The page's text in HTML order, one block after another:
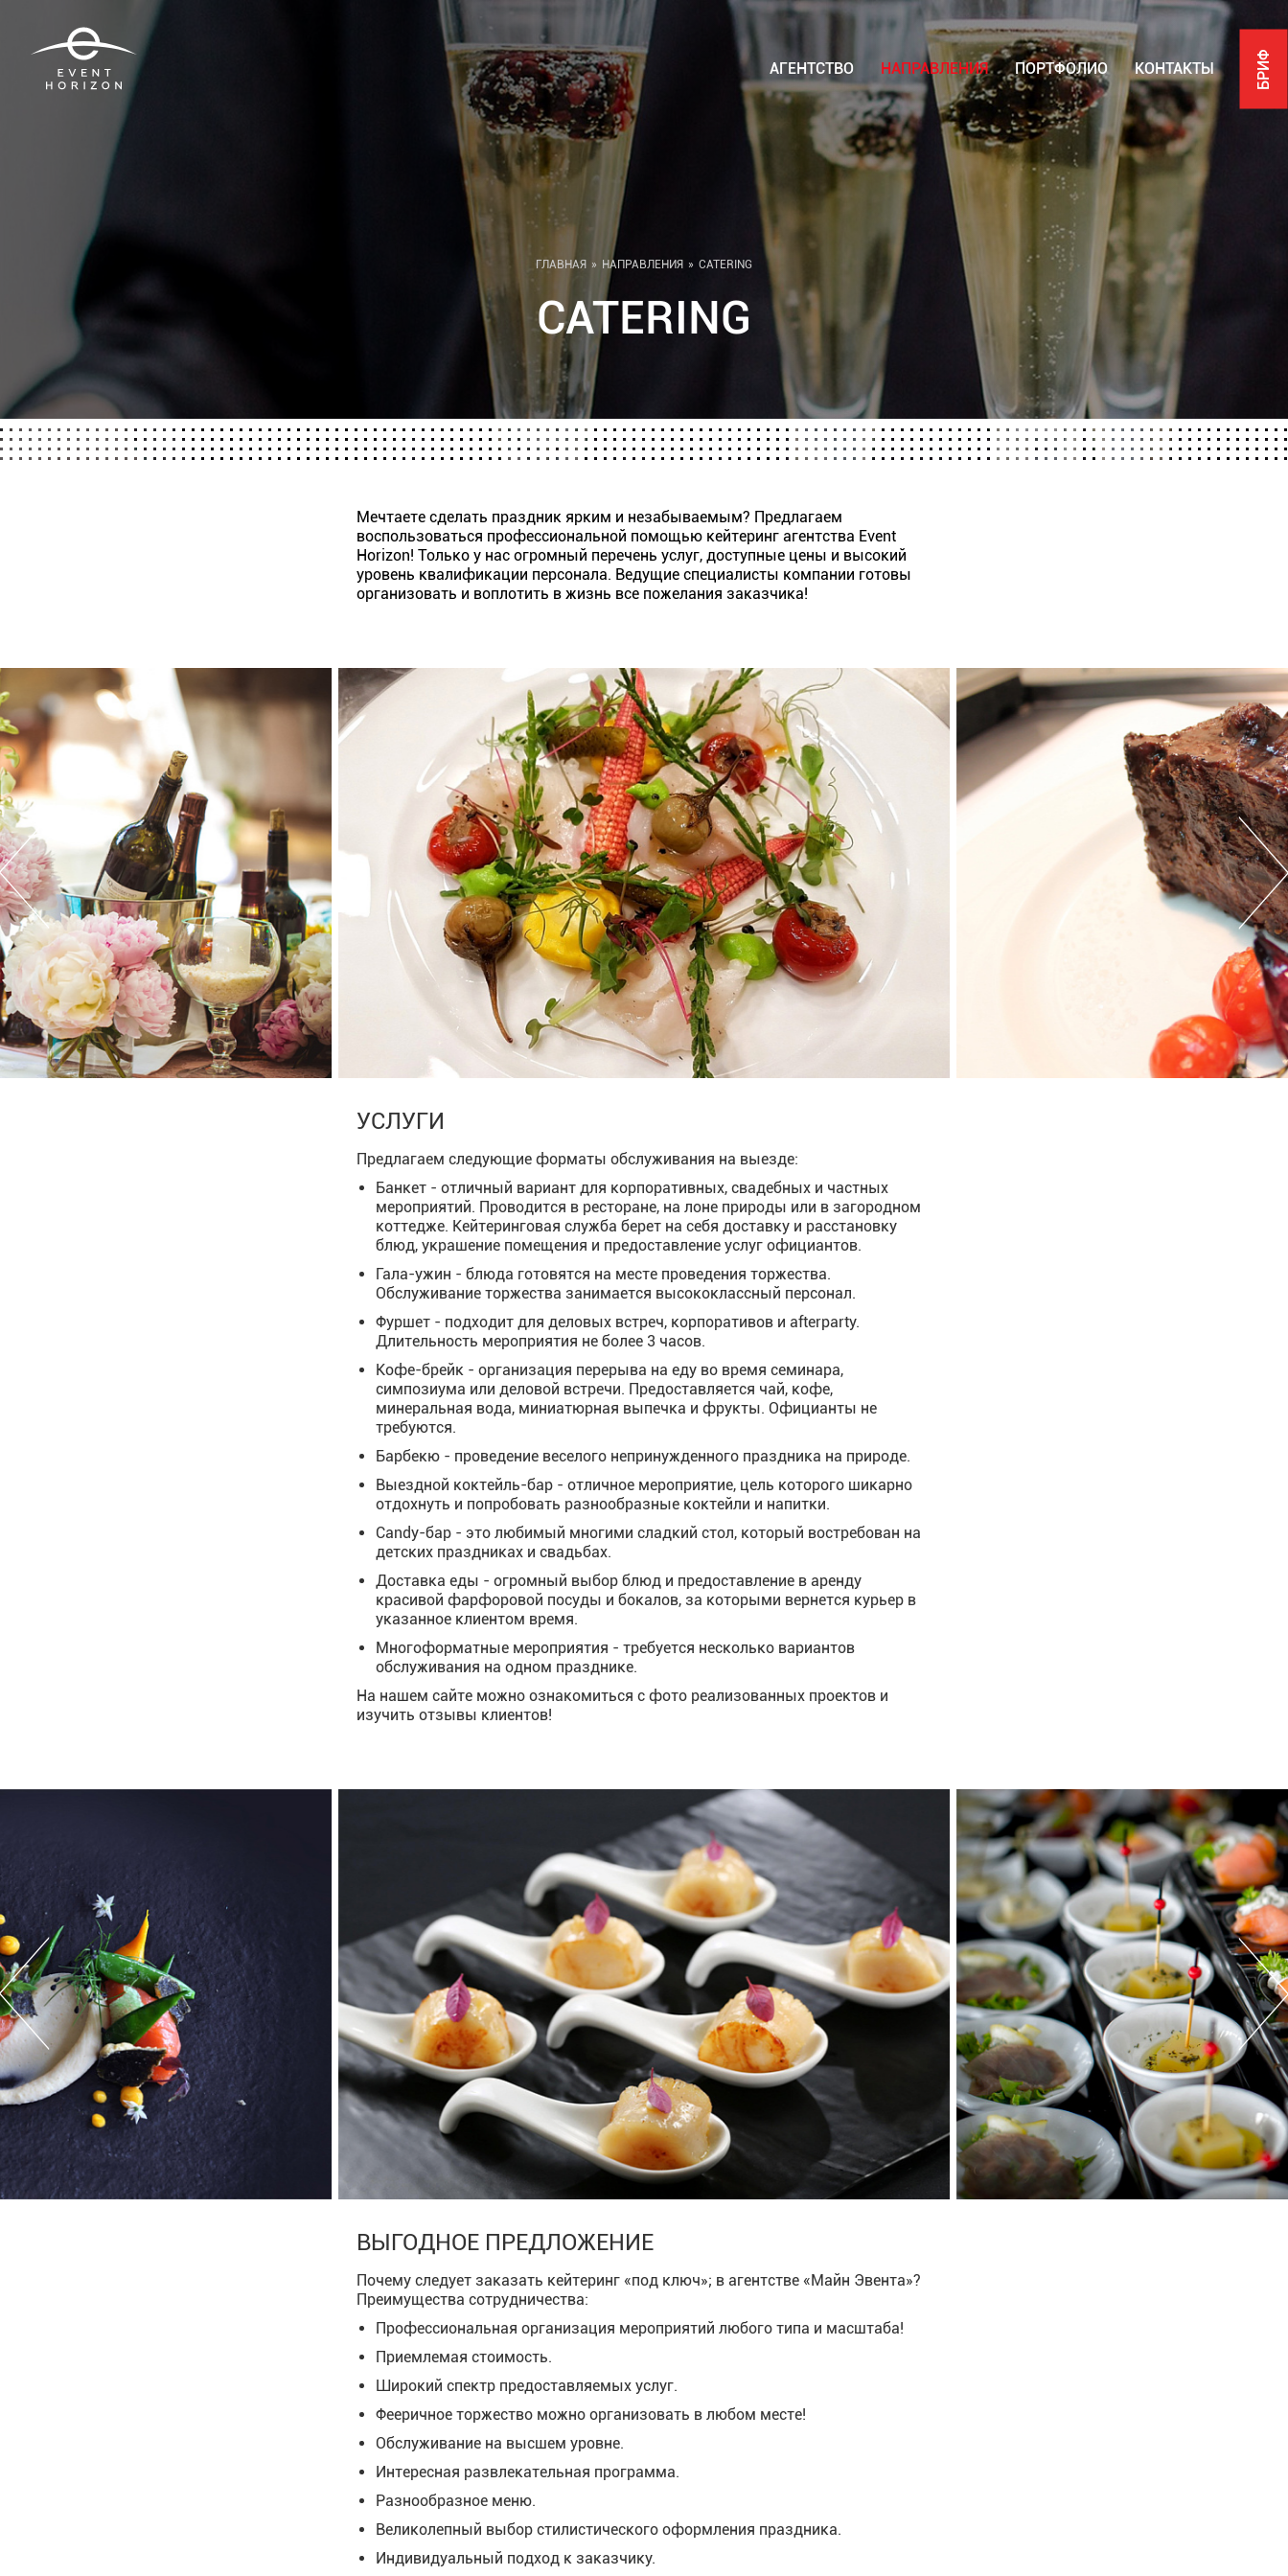
АГЕНТСТВО НАПРАВЛЕНИЯ ПОРТФОЛИО КОНТАКТЫ БРИФ
ГЛАВНАЯ НАПРАВЛЕНИЯ CATERING
CATERING
Мечтаете сделать праздник ярким и незабываемым? Предлагаем
воспользоваться профессиональной помощью кейтеринг агентства Event
Horizon! Только у нас огромный перечень услуг, доступные цены и высокий
уровень квалификации персонала. Ведущие специалисты компании готовы
организовать и воплотить в жизнь все пожелания заказчика!
УСЛУГИ
Предлагаем следующие форматы обслуживания на выезде:
Банкет - отличный вариант для корпоративных, свадебных и частных
мероприятий. Проводится в ресторане, на лоне природы или в загородном
коттедже. Кейтеринговая служба берет на себя доставку и расстановку
блюд, украшение помещения и предоставление услуг официантов.
Гала-ужин - блюда готовятся на месте проведения торжества.
Обслуживание торжества занимается высококлассный персонал.
Фуршет - подходит для деловых встреч, корпоративов и afterparty.
Длительность мероприятия не более 3 часов.
Кофе-брейк - организация перерыва на еду во время семинара,
симпозиума или деловой встречи. Предоставляется чай, кофе,
минеральная вода, миниатюрная выпечка и фрукты. Официанты не
требуются.
Барбекю - проведение веселого непринужденного праздника на природе.
Выездной коктейль-бар - отличное мероприятие, цель которого шикарно
отдохнуть и попробовать разнообразные коктейли и напитки.
Candy-бар - это любимый многими сладкий стол, который востребован на
детских праздниках и свадьбах.
Доставка еды - огромный выбор блюд и предоставление в аренду
красивой фарфоровой посуды и бокалов, за которыми вернется курьер в
указанное клиентом время.
Многоформатные мероприятия - требуется несколько вариантов
обслуживания на одном празднике.
На нашем сайте можно ознакомиться с фото реализованных проектов и
изучить отзывы клиентов!
ВЫГОДНОЕ ПРЕДЛОЖЕНИЕ
Почему следует заказать кейтеринг «под ключ»; в агентстве «Майн Эвента»?
Преимущества сотрудничества:
Профессиональная организация мероприятий любого типа и масштаба!
Приемлемая стоимость.
Широкий спектр предоставляемых услуг.
Фееричное торжество можно организовать в любом месте!
Обслуживание на высшем уровне.
Интересная развлекательная программа.
Разнообразное меню.
Великолепный выбор стилистического оформления праздника.
Индивидуальный подход к заказчику.